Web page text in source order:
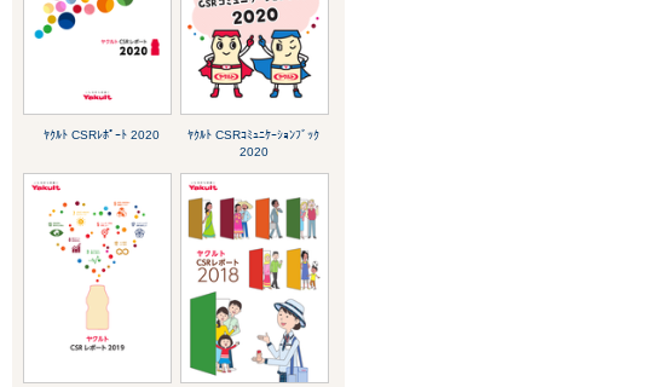
ﾔｸﾙﾄ CSRﾚﾎﾟｰﾄ 2020
ﾔｸﾙﾄ CSRｺﾐｭﾆｹｰｼｮﾝﾌﾞｯｸ
2020